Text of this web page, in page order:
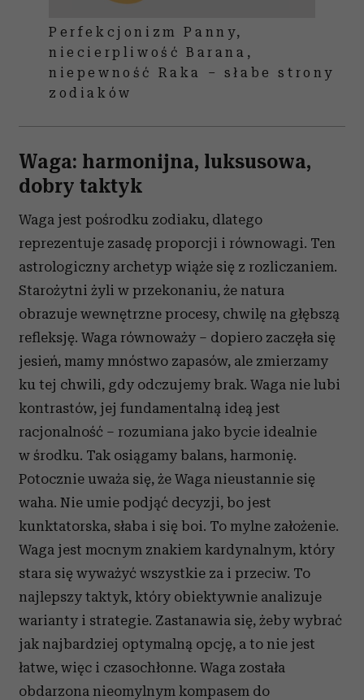
Perfekcjonizm Panny,
niecierpliwość Barana,
niepewność Raka – słabe strony
zodiaków
Waga: harmonijna, luksusowa,
dobry taktyk
Waga jest pośrodku zodiaku, dlatego
reprezentuje zasadę proporcji i równowagi. Ten
astrologiczny archetyp wiąże się z rozliczaniem.
Starożytni żyli w przekonaniu, że natura
obrazuje wewnętrzne procesy, chwilę na głębszą
refleksję. Waga równoważy – dopiero zaczęła się
jesień, mamy mnóstwo zapasów, ale zmierzamy
ku tej chwili, gdy odczujemy brak. Waga nie lubi
kontrastów, jej fundamentalną ideą jest
racjonalność – rozumiana jako bycie idealnie
w środku. Tak osiągamy balans, harmonię.
Potocznie uważa się, że Waga nieustannie się
waha. Nie umie podjąć decyzji, bo jest
kunktatorska, słaba i się boi. To mylne założenie.
Waga jest mocnym znakiem kardynalnym, który
stara się wyważyć wszystkie za i przeciw. To
najlepszy taktyk, który obiektywnie analizuje
warianty i strategie. Zastanawia się, żeby wybrać
jak najbardziej optymalną opcję, a to nie jest
łatwe, więc i czasochłonne. Waga została
obdarzona nieomylnym kompasem do